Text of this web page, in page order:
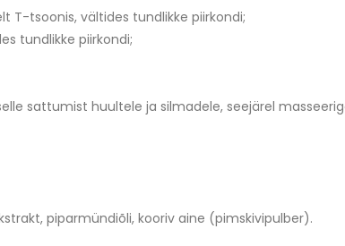
T-tsoonis, vältides tundlikke piirkondi;
tundlikke piirkondi;
sattumist huultele ja silmadele, seejärel
piparmündiõli, kooriv aine (pimskivipulber).